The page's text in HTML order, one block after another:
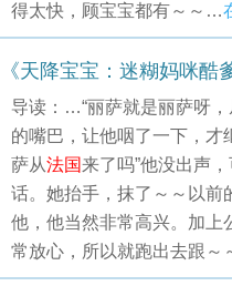
得太快，顾宝宝都有～～…
导读：…“丽萨就是丽萨呀，
的嘴巴，让他咽了一下，才
萨从法国来了吗”他没出声
话。她抬手，抹了～～以前
他，他当然非常高兴。加上
常放心，所以就跑出去跟～